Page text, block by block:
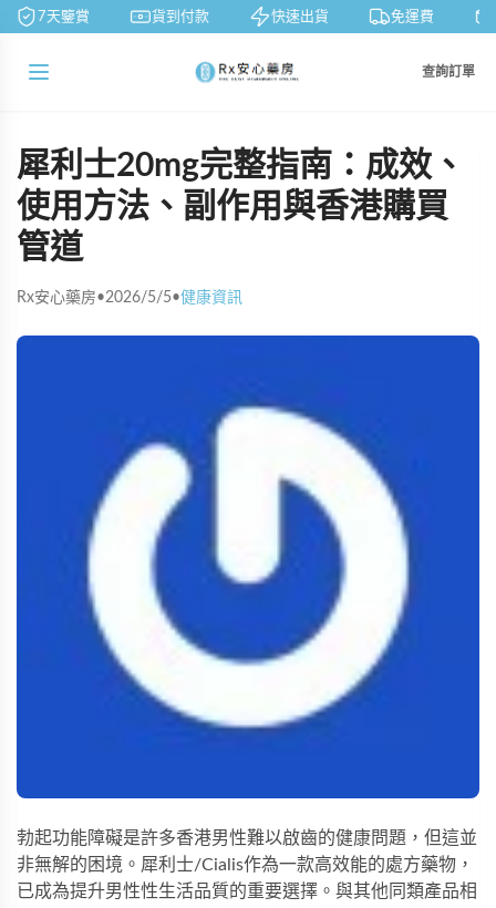
7天鑒賞 貨到付款 快速出貨 免運費
查詢訂單
犀利士20mg完整指南：成效、
使用方法、副作用與香港購買
管道
Rx安心藥房•2026/5/5•健康資訊
勃起功能障礙是許多香港男性難以啟齒的健康問題，但這並
非無解的困境。 犀利士/Cialis作為一款高效能的處方藥物，
已成為提升男性性生活品質的重要選擇。與其他同類產品相